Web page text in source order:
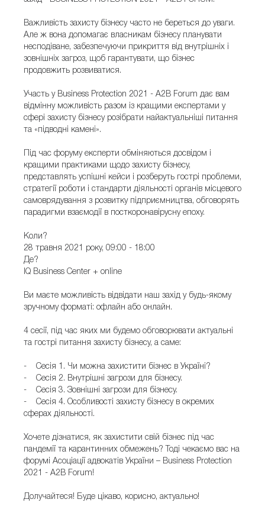
Важливість захисту бізнесу часто не береться до уваги.
Але ж вона допомагає власникам бізнесу планувати
несподіване, забезпечуючи прикриття від внутрішніх і
зовнішніх загроз, щоб гарантувати, що бізнес
продовжить розвиватися.
Участь у Business Protection 2021 - A2B Forum дає вам
відмінну можливість разом із кращими експертами у
сфері захисту бізнесу розібрати найактуальніші питання
та «підводні камені».
Під час форуму експерти обміняються досвідом і
кращими практиками щодо захисту бізнесу,
представлять успішні кейси і розберуть гострі проблеми,
стратегії роботи і стандарти діяльності органів місцевого
самоврядування з розвитку підприємництва, обговорять
парадигми взаємодії в посткоронавірусну епоху.
Коли?
28 травня 2021 року, 09:00 - 18:00
Де?
IQ Business Center + online
Ви маєте можливість відвідати наш захід у будь-якому
зручному форматі: офлайн або онлайн.
4 сесії, під час яких ми будемо обговорювати актуальні
та гострі питання захисту бізнесу, а саме:
- Сесія 1. Чи можна захистити бізнес в Україні?
- Сесія 2. Внутрішні загрози для бізнесу.
- Сесія 3. Зовнішні загрози для бізнесу.
- Сесія 4. Особливості захисту бізнесу в окремих
сферах діяльності.
Хочете дізнатися, як захистити свій бізнес під час
пандемії та карантинних обмежень? Тоді чекаємо вас на
форумі Асоціації адвокатів України – Business Protection
2021 - A2B Forum!
Долучайтеся! Буде цікаво, корисно, актуально!